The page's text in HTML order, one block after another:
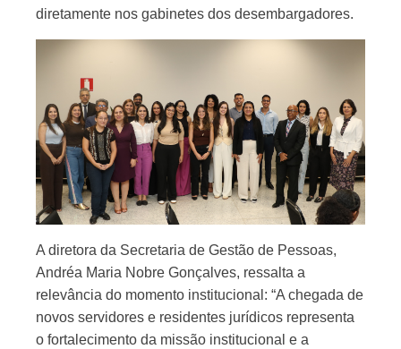
diretamente nos gabinetes dos desembargadores.
A diretora da Secretaria de Gestão de Pessoas,
Andréa Maria Nobre Gonçalves, ressalta a
relevância do momento institucional: “A chegada de
novos servidores e residentes jurídicos representa
o fortalecimento da missão institucional e a